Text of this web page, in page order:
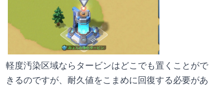
軽度汚染区域ならタービンはどこでも置くことがで
きるのですが、耐久値をこまめに回復する必要があ